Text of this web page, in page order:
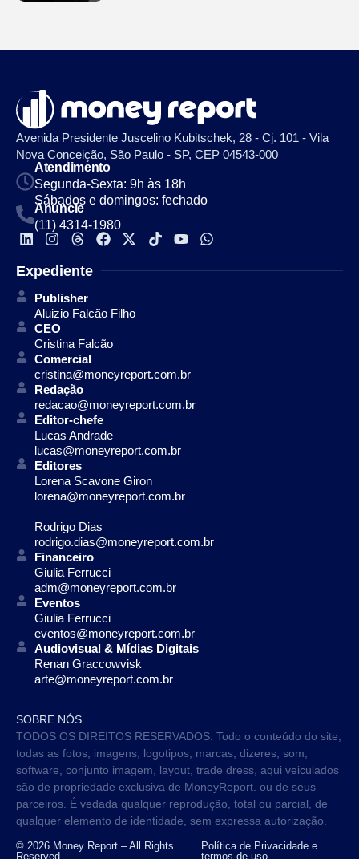
Avenida Presidente Juscelino Kubitschek, 28 - Cj. 101 - Vila
Nova Conceição, São Paulo - SP, CEP 04543-000
Atendimento
Segunda-Sexta: 9h às 18h
Sábados e domingos: fechado
Anuncie
(11) 4314-1980
Expediente
Publisher
Aluizio Falcão Filho
CEO
Cristina Falcão
Comercial
cristina@moneyreport.com.br
Redação
redacao@moneyreport.com.br
Editor-chefe
Lucas Andrade
lucas@moneyreport.com.br
Editores
Lorena Scavone Giron
lorena@moneyreport.com.br
Rodrigo Dias
rodrigo.dias@moneyreport.com.br
Financeiro
Giulia Ferrucci
adm@moneyreport.com.br
Eventos
Giulia Ferrucci
eventos@moneyreport.com.br
Audiovisual & Mídias Digitais
Renan Graccowvisk
arte@moneyreport.com.br
SOBRE NÓS
TODOS OS DIREITOS RESERVADOS. Todo o conteúdo do site,
todas as fotos, imagens, logotipos, marcas, dizeres, som,
software, conjunto imagem, layout, trade dress, aqui veiculados
são de propriedade exclusiva de MoneyReport. ou de seus
parceiros. É vedada qualquer reprodução, total ou parcial, de
qualquer elemento de identidade, sem expressa autorização.
© 2026 Money Report – All Rights
Reserved
Política de Privacidade e
termos de uso